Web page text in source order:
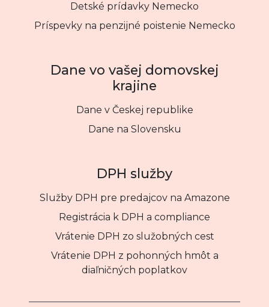
Detské prídavky Nemecko
Príspevky na penzijné poistenie Nemecko
Dane vo vašej domovskej
krajine
Dane v Českej republike
Dane na Slovensku
DPH služby
Služby DPH pre predajcov na Amazone
Registrácia k DPH a compliance
Vrátenie DPH zo služobných cest
Vrátenie DPH z pohonných hmôt a
diaľničných poplatkov